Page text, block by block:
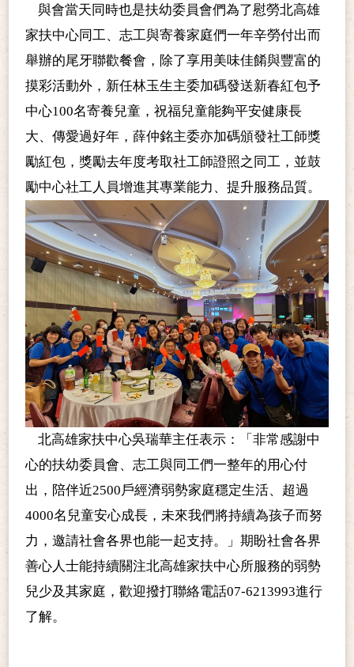
與會當天同時也是扶幼委員會們為了慰勞北高雄
家扶中心同工、志工與寄養家庭們一年辛勞付出而
舉辦的尾牙聯歡餐會，除了享用美味佳餚與豐富的
摸彩活動外，新任林玉生主委加碼發送新春紅包予
中心100名寄養兒童，祝福兒童能夠平安健康長
大、傳愛過好年，薛仲銘主委亦加碼頒發社工師獎
勵紅包，獎勵去年度考取社工師證照之同工，並鼓
勵中心社工人員增進其專業能力、提升服務品質。
北高雄家扶中心吳瑞華主任表示：「非常感謝中
心的扶幼委員會、志工與同工們一整年的用心付
出，陪伴近2500戶經濟弱勢家庭穩定生活、超過
4000名兒童安心成長，未來我們將持續為孩子而努
力，邀請社會各界也能一起支持。」期盼社會各界
善心人士能持續關注北高雄家扶中心所服務的弱勢
兒少及其家庭，歡迎撥打聯絡電話07-6213993進行
了解。